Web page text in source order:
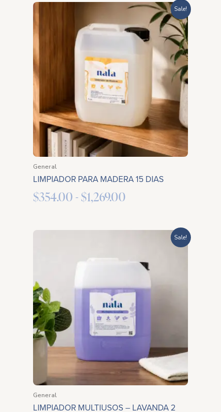
Sale!
General
LIMPIADOR PARA MADERA 15 DIAS
$354.00-$1,269.00
Rango
de
precios:
desde
$354.00
hasta
$1,269.00
Sale!
General
LIMPIADOR MULTIUSOS – LAVANDA 2
precios:
desde
$211.60
hasta
$662.00